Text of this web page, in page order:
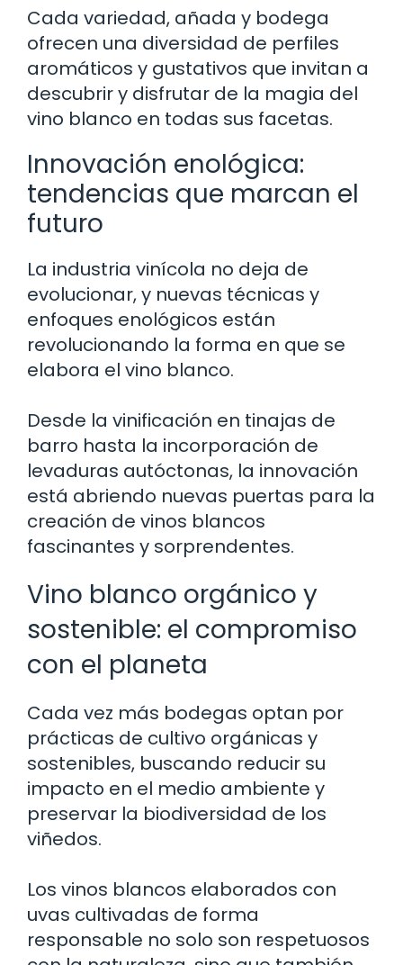
Cada variedad, añada y bodega
ofrecen una diversidad de perfiles
aromáticos y gustativos que invitan a
descubrir y disfrutar de la magia del
vino blanco en todas sus facetas.
Innovación enológica:
tendencias que marcan el
futuro
La industria vinícola no deja de
evolucionar, y nuevas técnicas y
enfoques enológicos están
revolucionando la forma en que se
elabora el vino blanco.
Desde la vinificación en tinajas de
barro hasta la incorporación de
levaduras autóctonas, la innovación
está abriendo nuevas puertas para la
creación de vinos blancos
fascinantes y sorprendentes.
Vino blanco orgánico y
sostenible: el compromiso
con el planeta
Cada vez más bodegas optan por
prácticas de cultivo orgánicas y
sostenibles, buscando reducir su
impacto en el medio ambiente y
preservar la biodiversidad de los
viñedos.
Los vinos blancos elaborados con
uvas cultivadas de forma
responsable no solo son respetuosos